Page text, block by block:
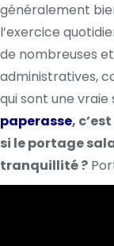
généralement
l’exercice
de nombreuses
administratives,
qui sont une vraie
paperasse,
si le portage
tranquillité ?